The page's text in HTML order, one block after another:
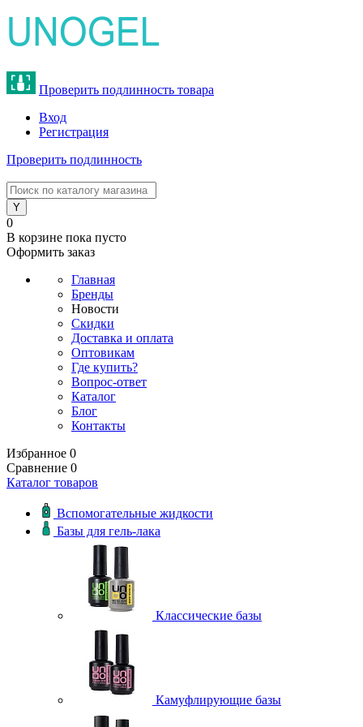
Проверить подлинность товара
Вход
Регистрация
Проверить подлинность
0
В корзине пока пусто
Оформить заказ
Главная
Бренды
Новости
Скидки
Доставка и оплата
Оптовикам
Где купить?
Вопрос-ответ
Каталог
Блог
Контакты
Избранное 0
Сравнение 0
Каталог товаров
Вспомогательные жидкости
Базы для гель-лака
Классические базы
Камуфлирующие базы